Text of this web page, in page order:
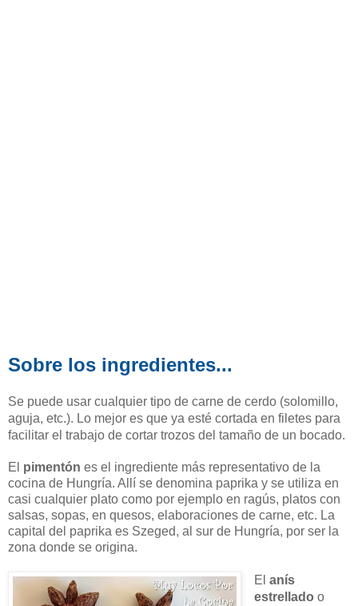
Sobre los ingredientes...
Se puede usar cualquier tipo de carne de cerdo (solomillo,
aguja, etc.). Lo mejor es que ya esté cortada en filetes para
facilitar el trabajo de cortar trozos del tamaño de un bocado.
El pimentón es el ingrediente más representativo de la
cocina de Hungría. Allí se denomina paprika y se utiliza en
casi cualquier plato como por ejemplo en ragús, platos con
salsas, sopas, en quesos, elaboraciones de carne, etc. La
capital del paprika es Szeged, al sur de Hungría, por ser la
zona donde se origina.
El anís
estrellado o